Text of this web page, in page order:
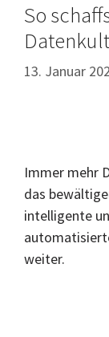
So
13. Januar
Immer mehr
das
intelligente
weiter.